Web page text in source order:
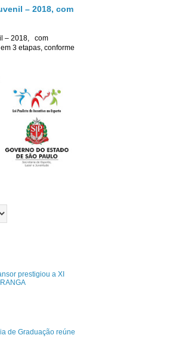
– 2018, com
– 2018, com
3 etapas, conforme
prestigiou a XI
de Graduação reúne